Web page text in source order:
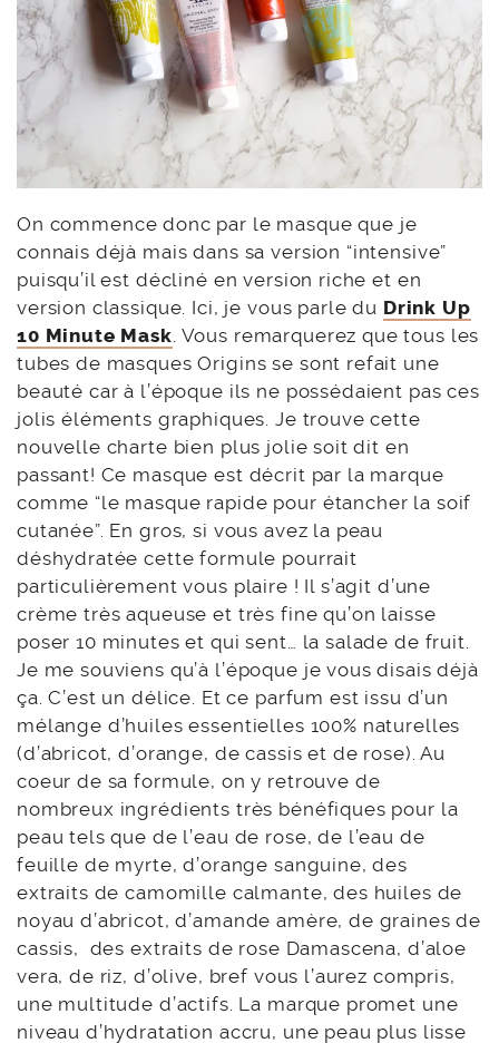
On commence donc par le masque que je
connais déjà mais dans sa version “intensive”
puisqu’il est décliné en version riche et en
version classique. Ici, je vous parle du Drink Up
10 Minute Mask. Vous remarquerez que tous les
tubes de masques Origins se sont refait une
beauté car à l’époque ils ne possédaient pas ces
jolis éléments graphiques. Je trouve cette
nouvelle charte bien plus jolie soit dit en
passant! Ce masque est décrit par la marque
comme “le masque rapide pour étancher la soif
cutanée”. En gros, si vous avez la peau
déshydratée cette formule pourrait
particulièrement vous plaire ! Il s’agit d’une
crème très aqueuse et très fine qu’on laisse
poser 10 minutes et qui sent… la salade de fruit.
Je me souviens qu’à l’époque je vous disais déjà
ça. C’est un délice. Et ce parfum est issu d’un
mélange d’huiles essentielles 100% naturelles
(d’abricot, d’orange, de cassis et de rose). Au
coeur de sa formule, on y retrouve de
nombreux ingrédients très bénéfiques pour la
peau tels que de l’eau de rose, de l’eau de
feuille de myrte, d’orange sanguine, des
extraits de camomille calmante, des huiles de
noyau d’abricot, d’amande amère, de graines de
cassis, des extraits de rose Damascena, d’aloe
vera, de riz, d’olive, bref vous l’aurez compris,
une multitude d’actifs. La marque promet une
niveau d’hydratation accru, une peau plus lisse